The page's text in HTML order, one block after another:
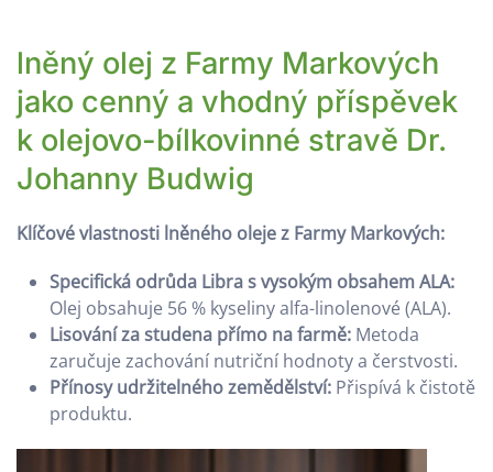
lněný olej z Farmy Markových
jako cenný a vhodný příspěvek
k olejovo-bílkovinné stravě Dr.
Johanny Budwig
Klíčové vlastnosti lněného oleje z Farmy Markových:
Specifická odrůda Libra s vysokým obsahem ALA:
Olej obsahuje 56 % kyseliny alfa-linolenové (ALA).
Lisování za studena přímo na farmě: Metoda
zaručuje zachování nutriční hodnoty a čerstvosti.
Přínosy udržitelného zemědělství: Přispívá k čistotě
produktu.